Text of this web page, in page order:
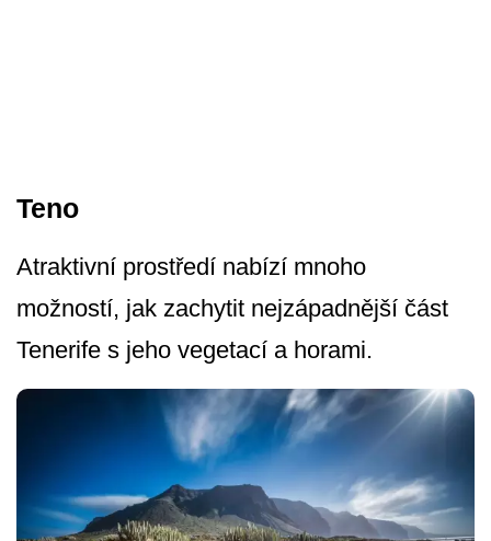
Teno
Atraktivní prostředí nabízí mnoho
možností, jak zachytit nejzápadnější část
Tenerife s jeho vegetací a horami.